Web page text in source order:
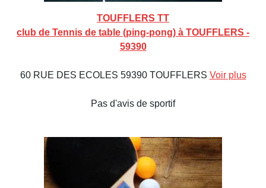
TOUFFLERS TT
club de Tennis de table (ping-pong) à TOUFFLERS -
59390
60 RUE DES ECOLES 59390 TOUFFLERS Voir plus
Pas d'avis de sportif